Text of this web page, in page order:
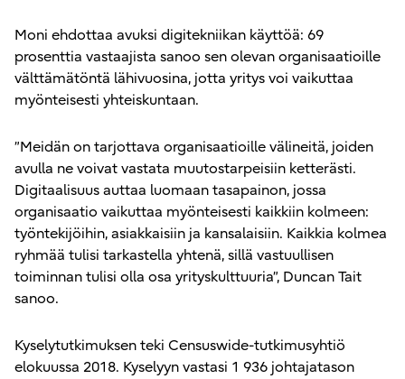
Moni ehdottaa avuksi digitekniikan käyttöä: 69
prosenttia vastaajista sanoo sen olevan organisaatioille
välttämätöntä lähivuosina, jotta yritys voi vaikuttaa
myönteisesti yhteiskuntaan.
”Meidän on tarjottava organisaatioille välineitä, joiden
avulla ne voivat vastata muutostarpeisiin ketterästi.
Digitaalisuus auttaa luomaan tasapainon, jossa
organisaatio vaikuttaa myönteisesti kaikkiin kolmeen:
työntekijöihin, asiakkaisiin ja kansalaisiin. Kaikkia kolmea
ryhmää tulisi tarkastella yhtenä, sillä vastuullisen
toiminnan tulisi olla osa yrityskulttuuria”, Duncan Tait
sanoo.
Kyselytutkimuksen teki Censuswide-tutkimusyhtiö
elokuussa 2018. Kyselyyn vastasi 1 936 johtajatason